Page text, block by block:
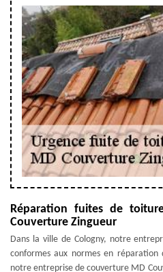
Réparation fuites de
Couverture Zingueur
Dans la ville de Cologny, notre
conformes aux normes en
notre entreprise de couverture MD